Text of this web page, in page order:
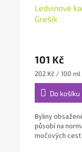
Ledvinové
Grešík
101 Kč
Měrná
cena:
202 Kč / 100 ml
Do košíku
Byliny
působí na
močových cest